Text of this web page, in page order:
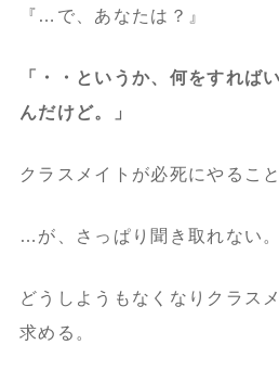
『…で、あなたは？』
「・・というか、何をすれば
んだけど。」
クラスメイトが必死にやるこ
…が、さっぱり聞き取れない。
どうしようもなくなりクラス
求める。